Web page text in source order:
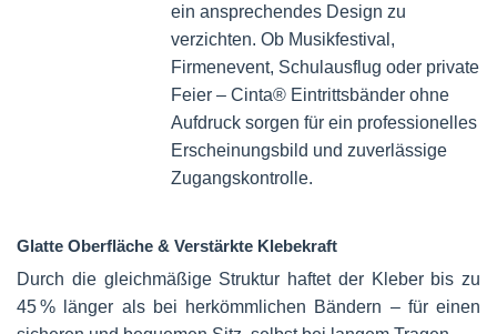
ein ansprechendes Design zu
verzichten. Ob Musikfestival,
Firmenevent, Schulausflug oder private
Feier – Cinta® Eintrittsbänder ohne
Aufdruck sorgen für ein professionelles
Erscheinungsbild und zuverlässige
Zugangskontrolle.
Glatte Oberfläche & Verstärkte Klebekraft
Durch die gleichmäßige Struktur haftet der Kleber bis zu
45 % länger als bei herkömmlichen Bändern – für einen